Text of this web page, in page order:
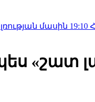
19:10
«շատ